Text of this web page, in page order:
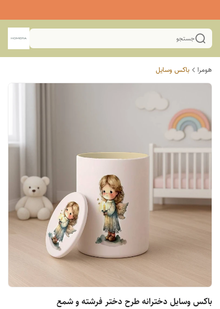
جستجو
هومرا باکس وسایل
باکس وسایل دخترانه طرح دختر فرشته و شمع